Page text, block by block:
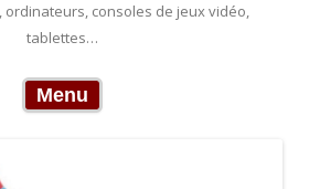
ordinateurs, consoles de jeux vidéo,
tablettes…
Menu